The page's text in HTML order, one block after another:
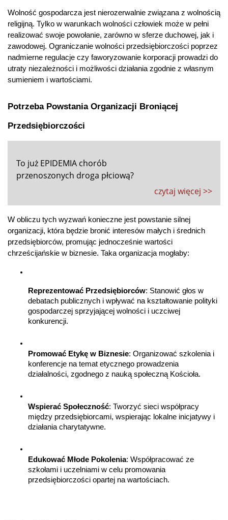
Wolność gospodarcza jest nierozerwalnie związana z wolnością
religijną. Tylko w warunkach wolności człowiek może w pełni
realizować swoje powołanie, zarówno w sferze duchowej, jak i
zawodowej. Ograniczanie wolności przedsiębiorczości poprzez
nadmierne regulacje czy faworyzowanie korporacji prowadzi do
utraty niezależności i możliwości działania zgodnie z własnym
sumieniem i wartościami.
Potrzeba Powstania Organizacji Broniącej
Przedsiębiorczości
To już EPIDEMIA chorób
przenoszonych droga płciową?
czytaj więcej >>
W obliczu tych wyzwań konieczne jest powstanie silnej
organizacji, która będzie bronić interesów małych i średnich
przedsiębiorców, promując jednocześnie wartości
chrześcijańskie w biznesie. Taka organizacja mogłaby:
Reprezentować Przedsiębiorców: Stanowić głos w
debatach publicznych i wpływać na kształtowanie polityki
gospodarczej sprzyjającej wolności i uczciwej
konkurencji.
Promować Etykę w Biznesie: Organizować szkolenia i
konferencje na temat etycznego prowadzenia
działalności, zgodnego z nauką społeczną Kościoła.
Wspierać Społeczność: Tworzyć sieci współpracy
między przedsiębiorcami, wspierając lokalne inicjatywy i
działania charytatywne.
Edukować Młode Pokolenia: Współpracować ze
szkołami i uczelniami w celu promowania
przedsiębiorczości opartej na wartościach.